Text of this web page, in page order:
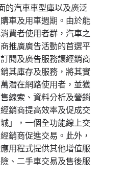
的汽車車型庫以及廣泛
車及用車週期。由於能
費者使用者群，汽車之
推廣廣告活動的首選平
閱及廣告服務讓經銷商
其庫存及服務，將其實
潛在網路使用者，並獲
線索、資料分析及營銷
銷商提高效率及促成交
」，一個全功能線上交
銷商促進交易。此外，
用程式提供其他增值服
、二手車交易及售後服